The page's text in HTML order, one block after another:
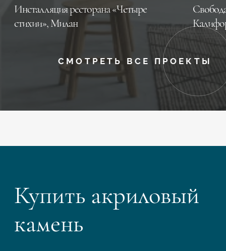
Инсталляция ресторана «Четыре
стихии», Милан
СМОТРЕТЬ ВСЕ ПРОЕКТЫ
Купить акриловый
камень